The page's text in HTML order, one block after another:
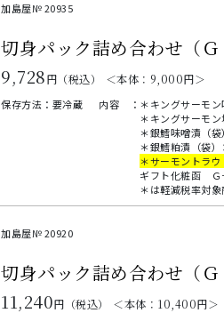
加島屋№20935
切身パック詰め合わせ（Ｇ
9,728円（税込） ＜本体： 9,000円＞
保存方法：要冷蔵 内容 ： ＊キングサーモ
＊キングサーモ
＊銀鱈味噌漬（
＊銀鱈粕漬（袋
＊サーモントラ
ギフト化粧函 Ｇ
＊は軽減税率対象
加島屋№20920
切身パック詰め合わせ（Ｇ
11,240円（税込） ＜本体： 10,400円＞